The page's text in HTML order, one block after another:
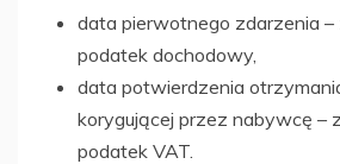
data pierwotnego zdarzenia –
podatek dochodowy,
data potwierdzenia
korygującej przez nabywcę –
podatek VAT.